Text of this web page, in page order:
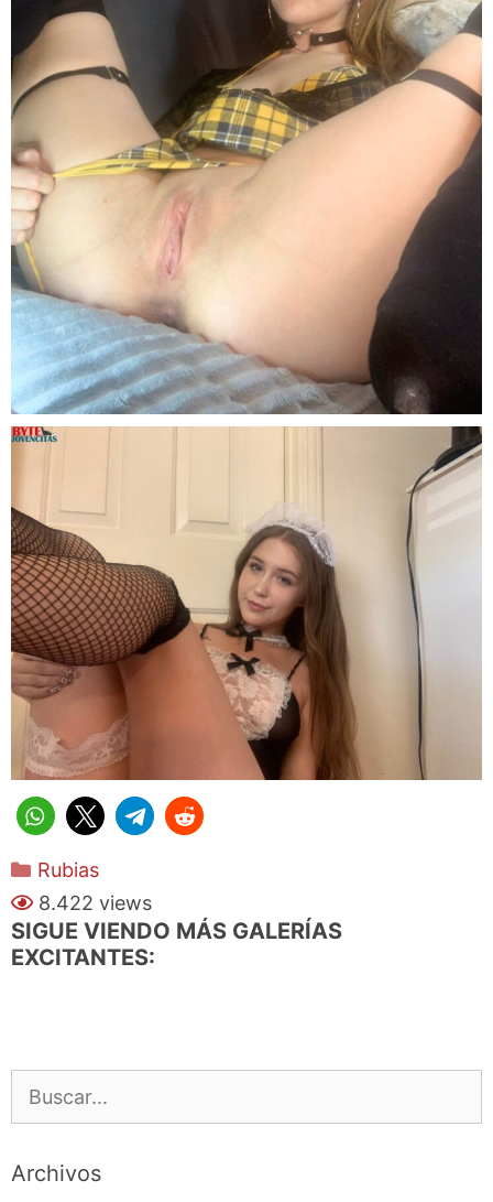
Categorías
Rubias
8.422 views
SIGUE VIENDO MÁS GALERÍAS
EXCITANTES:
Archivos